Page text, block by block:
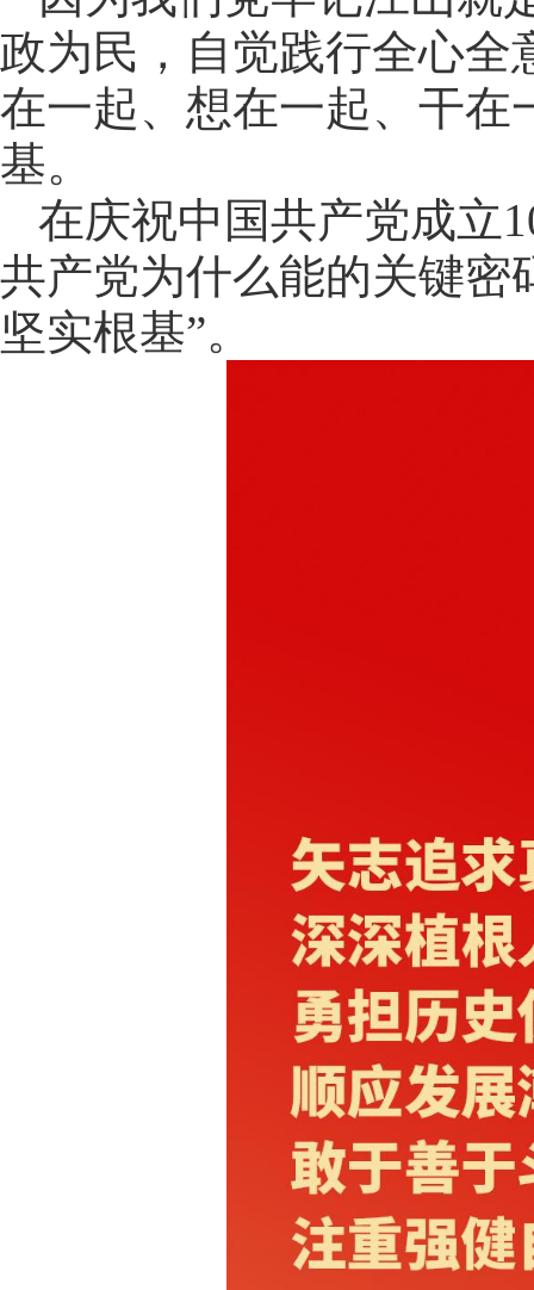
政为民，自觉践行全心全
在一起、想在一起、干在
基。
在庆祝中国共产党成立
共产党为什么能的关键密
坚实根基”。